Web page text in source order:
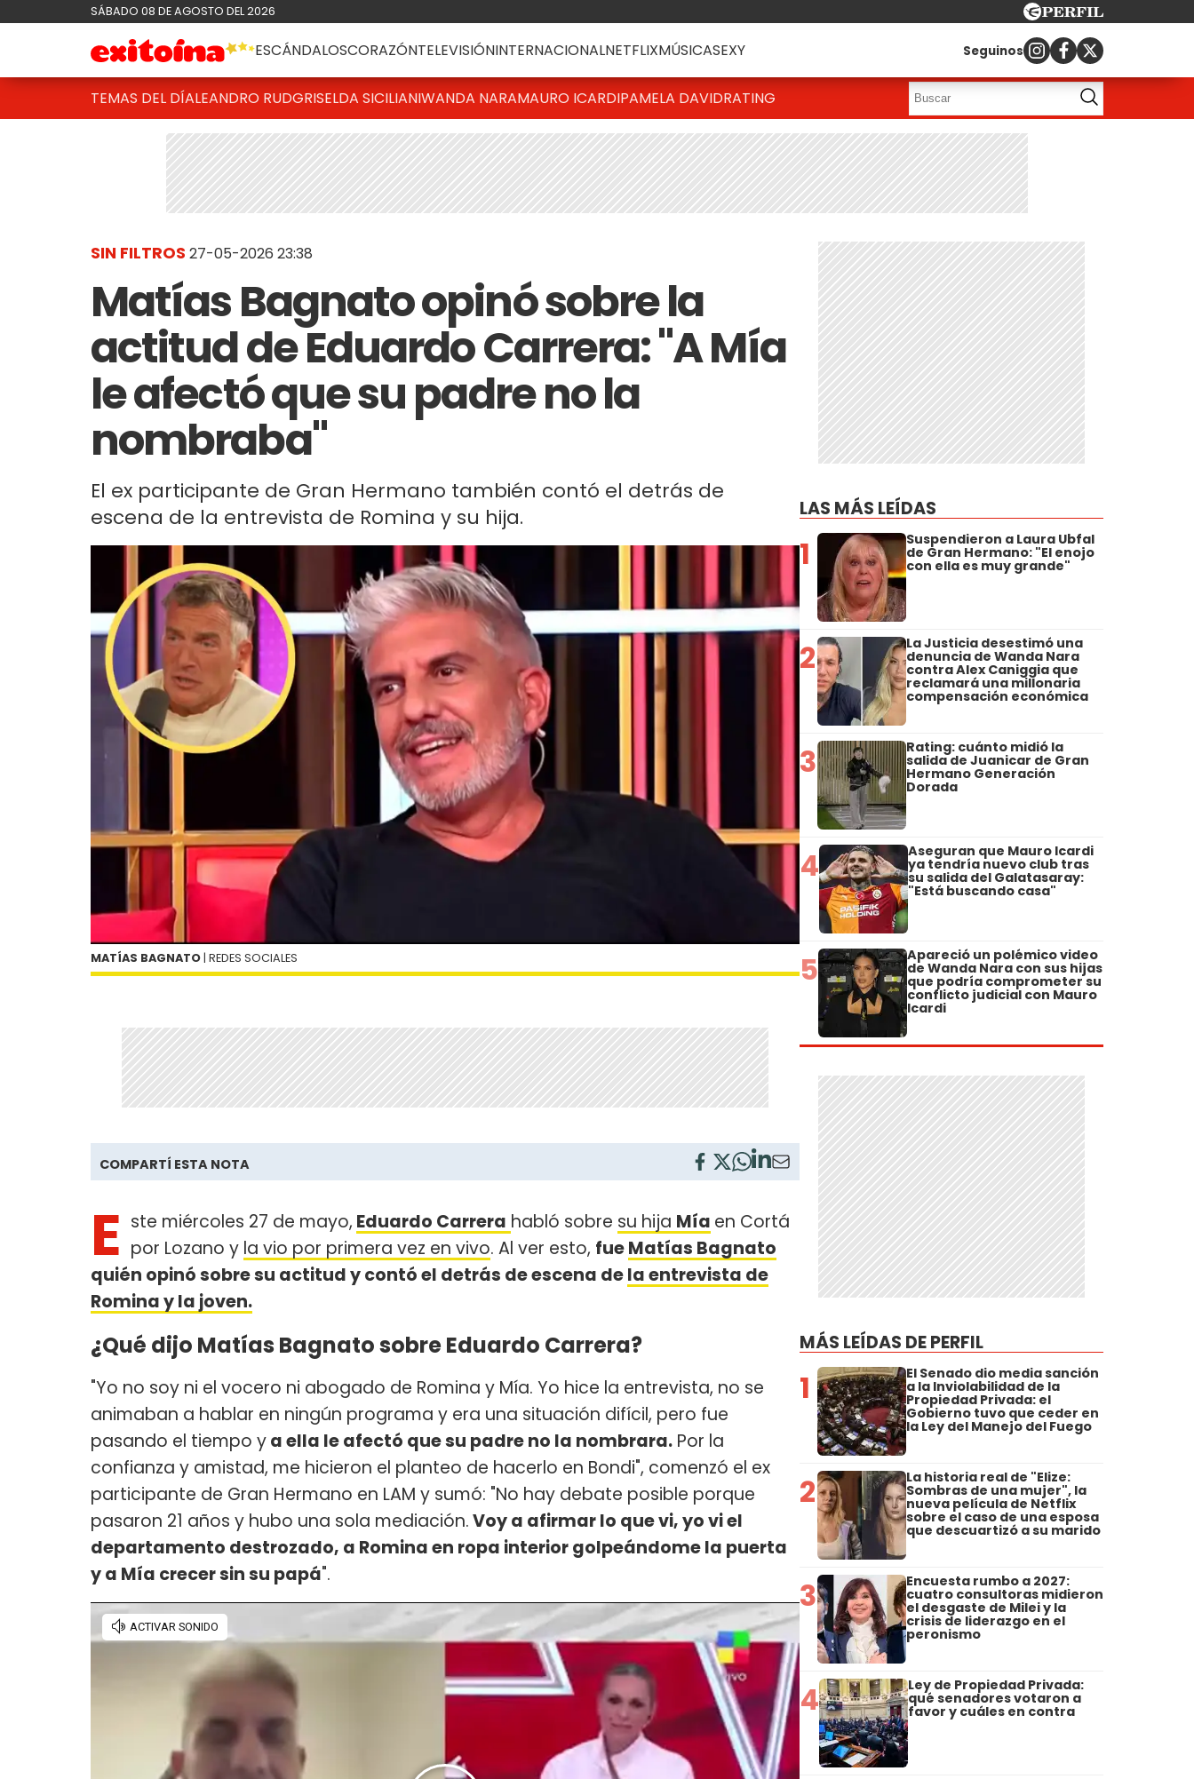
SÁBADO 08 DE AGOSTO DEL 2026
ESCÁNDALOSCORAZÓNTELEVISIÓNINTERNACIONALNETFLIXMÚSICASEXY Seguinos
TEMAS DEL DÍALEANDRO RUDGRISELDA SICILIANIWANDA NARAMAURO ICARDIPAMELA DAVIDRATING
SIN FILTROS 27-05-2026 23:38
Matías Bagnato opinó sobre la
actitud de Eduardo Carrera: "A Mía
le afectó que su padre no la
nombraba"
El ex participante de Gran Hermano también contó el detrás de
escena de la entrevista de Romina y su hija.
MATÍAS BAGNATO | REDES SOCIALES
COMPARTÍ ESTA NOTA
E ste miércoles 27 de mayo, Eduardo Carrera habló sobre su hija Mía en Cortá
por Lozano y la vio por primera vez en vivo. Al ver esto, fueMatías Bagnato
quién opinó sobre su actitud y contó el detrás de escena dela entrevista de
Romina y la joven.
¿Qué dijo Matías Bagnato sobre Eduardo Carrera?
"Yo no soy ni el vocero ni abogado de Romina y Mía. Yo hice la entrevista, no se
animaban a hablar en ningún programa y era una situación difícil, pero fue
pasando el tiempo ya ella le afectó que su padre no la nombrara. Por la
confianza y amistad, me hicieron el planteo de hacerlo en Bondi", comenzó el ex
participante de Gran Hermano en LAM y sumó: "No hay debate posible porque
pasaron 21 años y hubo una sola mediación.Voy a afirmar lo que vi, yo vi el
departamento destrozado, a Romina en ropa interior golpeándome la puerta
y a Mía crecer sin su papá".
LAS MÁS LEÍDAS
1 Suspendieron a Laura Ubfal
de Gran Hermano: "El enojo
con ella es muy grande"
2 La Justicia desestimó una
denuncia de Wanda Nara
contra Alex Caniggia que
reclamará una millonaria
compensación económica
3 Rating: cuánto midió la
salida de Juanicar de Gran
Hermano Generación
Dorada
4 Aseguran que Mauro Icardi
ya tendría nuevo club tras
su salida del Galatasaray:
"Está buscando casa"
5 Apareció un polémico video
de Wanda Nara con sus hijas
que podría comprometer su
conflicto judicial con Mauro
Icardi
MÁS LEÍDAS DE PERFIL
1 El Senado dio media sanción
a la Inviolabilidad de la
Propiedad Privada: el
Gobierno tuvo que ceder en
la Ley del Manejo del Fuego
2 La historia real de "Elize:
Sombras de una mujer", la
nueva película de Netflix
sobre el caso de una esposa
que descuartizó a su marido
3 Encuesta rumbo a 2027:
cuatro consultoras midieron
el desgaste de Milei y la
crisis de liderazgo en el
peronismo
4 Ley de Propiedad Privada:
qué senadores votaron a
favor y cuáles en contra